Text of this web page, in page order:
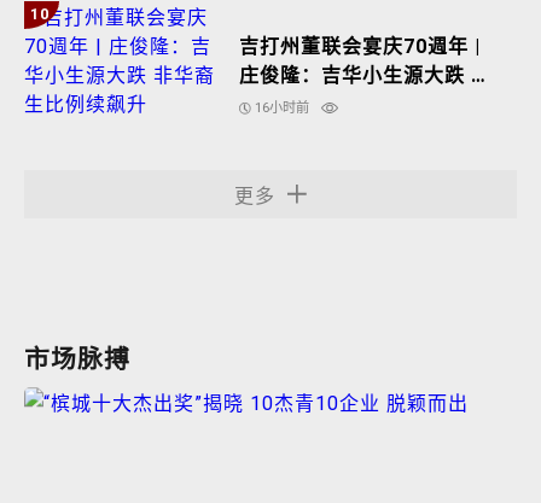
10
吉打州董联会宴庆70週年 |
庄俊隆：吉华小生源大跌 非
华裔生比例续飙升
16小时前
更多
市场脉搏